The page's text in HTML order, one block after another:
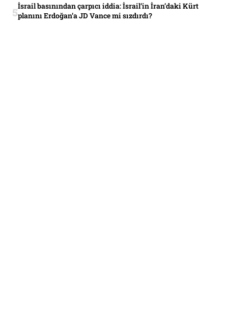
İsrail basınından çarpıcı iddia: İsrail’in İran’daki Kürt
planını Erdoğan’a JD Vance mi sızdırdı?